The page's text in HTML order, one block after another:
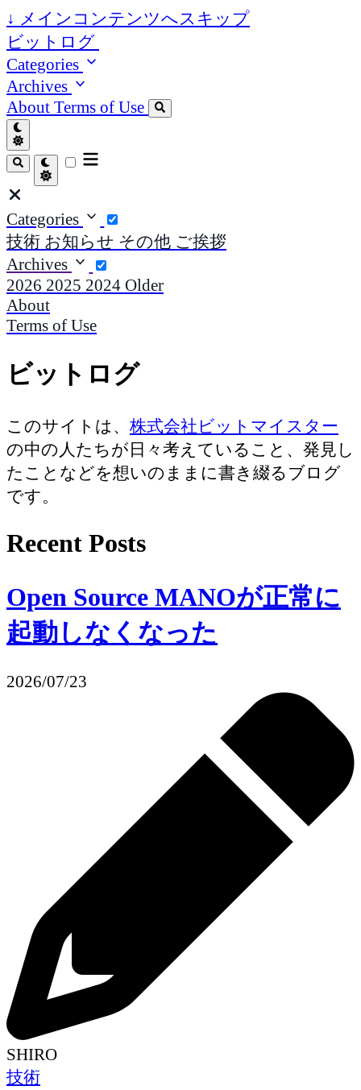
↓ メインコンテンツへスキップ
ビットログ
Categories
Archives
About Terms of Use
Categories
技術 お知らせ その他 ご挨拶
Archives
2026 2025 2024 Older
About
Terms of Use
ビットログ
このサイトは、 株式会社ビットマイスター
の中の人たちが日々考えていること、発見し
たことなどを想いのままに書き綴るブログ
です。
Recent Posts
Open Source MANOが正常に
起動しなくなった
2026/07/23
SHIRO
技術